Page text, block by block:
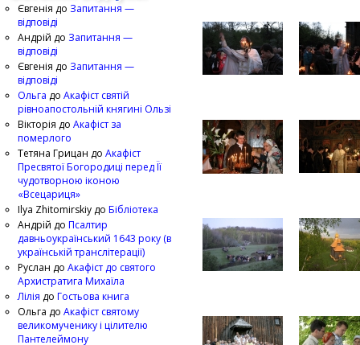
Євгенія до Запитання —
відповіді
Андрій до Запитання —
відповіді
Євгенія до Запитання —
відповіді
Ольга до Акафіст святій
рівноапостольній княгині Ользі
Вікторія до Акафіст за
померлого
Тетяна Грицан до Акафіст
Пресвятої Богородиці перед Її
чудотворною іконою
«Всецариця»
Ilya Zhitomirskiy до Бібліотека
Андрій до Псалтир
давньоукраїнський 1643 року (в
українській транслітерації)
Руслан до Акафіст до святого
Архистратига Михаїла
Лілія до Гостьова книга
Ольга до Акафіст святому
великомученику і цілителю
Пантелеймону